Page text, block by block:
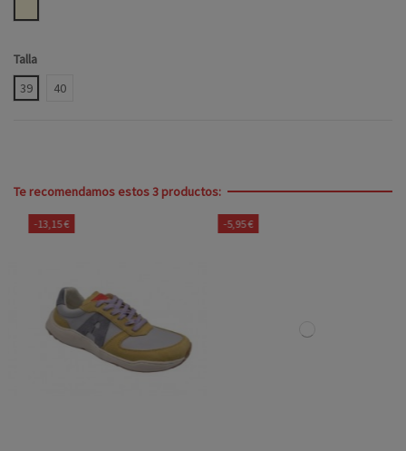
Talla
39
40
Te recomendamos estos 3 productos:
-13,15 € -5,95 €